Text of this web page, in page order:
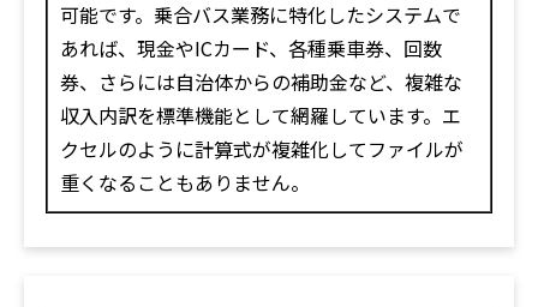
可能です。乗合バス業務に特化したシステムで
あれば、現金やICカード、各種乗車券、回数
券、さらには自治体からの補助金など、複雑な
収入内訳を標準機能として網羅しています。エ
クセルのように計算式が複雑化してファイルが
重くなることもありません。